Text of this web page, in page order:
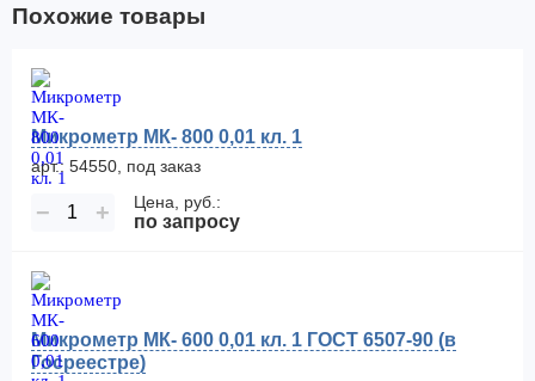
Похожие товары
Микрометр МК- 800 0,01 кл. 1
арт.: 54550, под заказ
− + Цена, руб.:
по запросу
Микрометр МК- 600 0,01 кл. 1 ГОСТ 6507-90 (в
Госреестре)